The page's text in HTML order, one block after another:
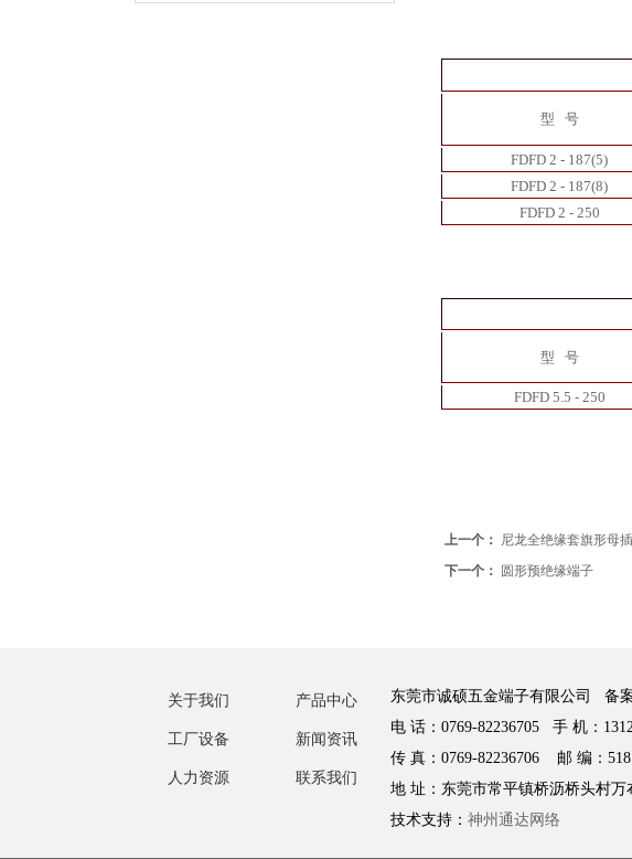
型 号
FDFD 2 - 187(5)
FDFD 2 - 187(8)
FDFD 2 - 250
型 号
FDFD 5.5 - 250
上一个： 尼龙全绝缘套旗形母
下一个：
圆形预绝缘端子
关于我们 产品中心
工厂设备 新闻资讯
人力资源 联系我们
东莞市诚硕五金端子有限公司 备案
电 话：0769-82236705 手 机：
传 真：0769-82236706 邮 编：
地 址：东莞市常平镇桥沥桥头村万
技术支持： 神州通达网络